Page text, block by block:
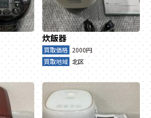
炊飯器
買取価格 2000円
買取地域 北区